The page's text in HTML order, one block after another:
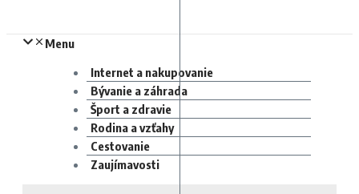
Menu
Internet a nakupovanie
Bývanie a záhrada
Šport a zdravie
Rodina a vzťahy
Cestovanie
Zaujímavosti